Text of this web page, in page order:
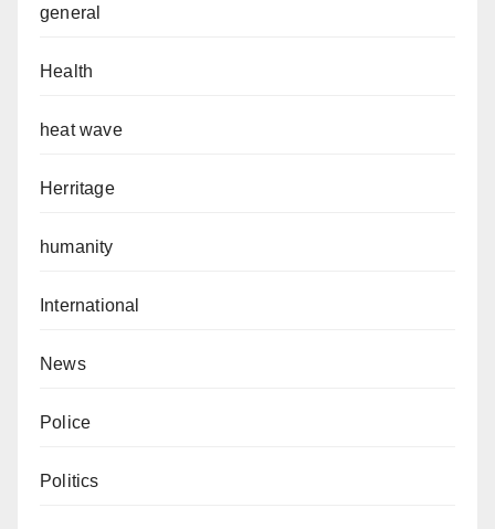
general
Health
heat wave
Herritage
humanity
International
News
Police
Politics